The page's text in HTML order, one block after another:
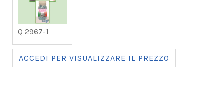
Q 2967-1
ACCEDI PER VISUALIZZARE IL PREZZO